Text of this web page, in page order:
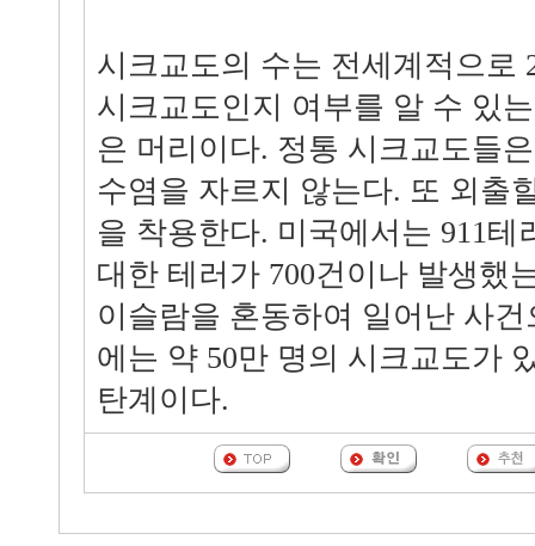
시크교도의 수는 전세계적으로
시크교도인지 여부를 알 수 있
은 머리이다. 정통 시크교도들
수염을 자르지 않는다. 또 외출
을 착용한다. 미국에서는 911테
대한 테러가 700건이나 발생했
이슬람을 혼동하여 일어난 사
에는 약 50만 명의 시크교도가
탄계이다.